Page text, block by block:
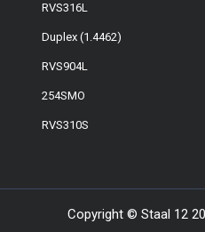
RVS316L
Duplex (1.4462)
RVS904L
254SMO
RVS310S
Copyright © Staal 12